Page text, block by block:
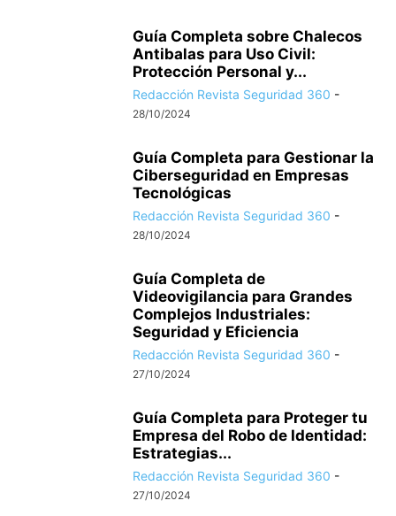
Guía Completa sobre Chalecos
Antibalas para Uso Civil:
Protección Personal y...
Redacción Revista Seguridad 360 -
28/10/2024
Guía Completa para Gestionar la
Ciberseguridad en Empresas
Tecnológicas
Redacción Revista Seguridad 360 -
28/10/2024
Guía Completa de
Videovigilancia para Grandes
Complejos Industriales:
Seguridad y Eficiencia
Redacción Revista Seguridad 360 -
27/10/2024
Guía Completa para Proteger tu
Empresa del Robo de Identidad:
Estrategias...
Redacción Revista Seguridad 360 -
27/10/2024